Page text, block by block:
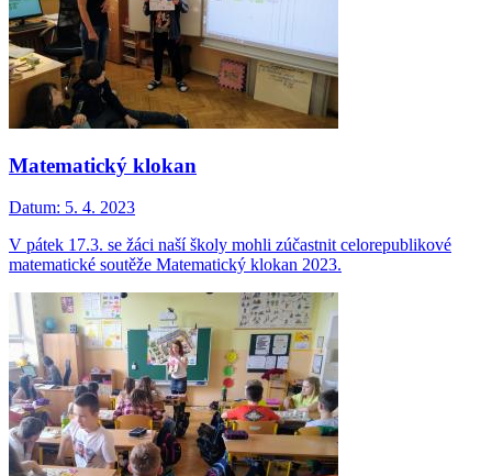
Matematický klokan
Datum: 5. 4. 2023
V pátek 17.3. se žáci naší školy mohli zúčastnit celorepublikové
matematické soutěže Matematický klokan 2023.